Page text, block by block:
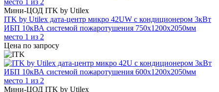
Мини-ЦОД ITK by Utilex
ITK by Utilex дата-центр микро 42UW с кондиционером 3кВт
ИБП 10кВА системой пожаротушения 750х1200х2050мм
место 1 из 2
Цена по запросу
Мини-ЦОД ITK by Utilex